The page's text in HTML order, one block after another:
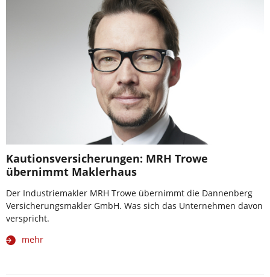
Kautionsversicherungen: MRH Trowe
übernimmt Maklerhaus
Der Industriemakler MRH Trowe übernimmt die Dannenberg
Versicherungsmakler GmbH. Was sich das Unternehmen davon
verspricht.
mehr